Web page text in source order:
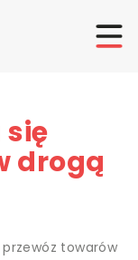
się
drogą
towarów